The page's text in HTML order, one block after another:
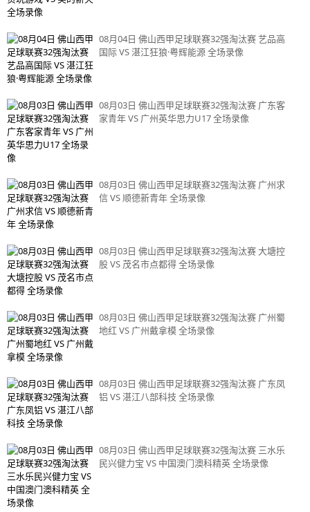
08月04日 佛山西甲足球联赛32强淘汰赛 艺品高
国际 VS 湛江狂狼·粤辉能源 全场录像
08月03日 佛山西甲足球联赛32强淘汰赛 广东客
家青年 VS 广州英华思力U17 全场录像
08月03日 佛山西甲足球联赛32强淘汰赛 广州求
信 VS 顺德新青年 全场录像
08月03日 佛山西甲足球联赛32强淘汰赛 大塘控
股 VS 茂名市点都得 全场录像
08月03日 佛山西甲足球联赛32强淘汰赛 广州蜀
地红 VS 广州戴拿模 全场录像
08月03日 佛山西甲足球联赛32强淘汰赛 广东凤
铝 VS 湛江八部科技 全场录像
08月03日 佛山西甲足球联赛32强淘汰赛 三水乐
民兴健力宝 VS 中国澳门澳科精英 全场录像